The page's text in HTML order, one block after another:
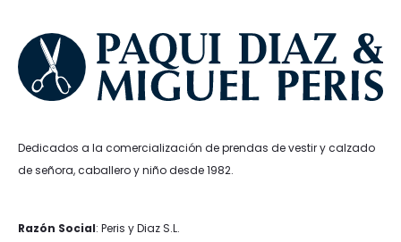
Dedicados a la comercialización de prendas de vestir y calzado
de señora, caballero y niño desde 1982.
Razón Social: Peris y Diaz S.L.